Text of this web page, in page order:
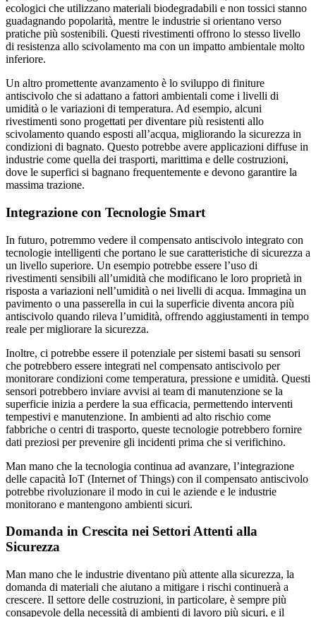
ecologici che utilizzano materiali biodegradabili e non tossici stanno
guadagnando popolarità, mentre le industrie si orientano verso
pratiche più sostenibili. Questi rivestimenti offrono lo stesso livello
di resistenza allo scivolamento ma con un impatto ambientale molto
inferiore.
Un altro promettente avanzamento è lo sviluppo di finiture
antiscivolo che si adattano a fattori ambientali come i livelli di
umidità o le variazioni di temperatura. Ad esempio, alcuni
rivestimenti sono progettati per diventare più resistenti allo
scivolamento quando esposti all’acqua, migliorando la sicurezza in
condizioni di bagnato. Questo potrebbe avere applicazioni diffuse in
industrie come quella dei trasporti, marittima e delle costruzioni,
dove le superfici si bagnano frequentemente e devono garantire la
massima trazione.
Integrazione con Tecnologie Smart
In futuro, potremmo vedere il compensato antiscivolo integrato con
tecnologie intelligenti che portano le sue caratteristiche di sicurezza a
un livello superiore. Un esempio potrebbe essere l’uso di
rivestimenti sensibili all’umidità che modificano le loro proprietà in
risposta a variazioni nell’umidità o nei livelli di acqua. Immagina un
pavimento o una passerella in cui la superficie diventa ancora più
antiscivolo quando rileva l’umidità, offrendo aggiustamenti in tempo
reale per migliorare la sicurezza.
Inoltre, ci potrebbe essere il potenziale per sistemi basati su sensori
che potrebbero essere integrati nel compensato antiscivolo per
monitorare condizioni come temperatura, pressione e umidità. Questi
sensori potrebbero inviare avvisi ai team di manutenzione se la
superficie inizia a perdere la sua efficacia, permettendo interventi
tempestivi e manutenzione. In ambienti ad alto rischio come
fabbriche o centri di trasporto, queste tecnologie potrebbero fornire
dati preziosi per prevenire gli incidenti prima che si verifichino.
Man mano che la tecnologia continua ad avanzare, l’integrazione
delle capacità IoT (Internet of Things) con il compensato antiscivolo
potrebbe rivoluzionare il modo in cui le aziende e le industrie
monitorano e mantengono ambienti sicuri.
Domanda in Crescita nei Settori Attenti alla
Sicurezza
Man mano che le industrie diventano più attente alla sicurezza, la
domanda di materiali che aiutano a mitigare i rischi continuerà a
crescere. Il settore delle costruzioni, in particolare, è sempre più
consapevole della necessità di ambienti di lavoro più sicuri, e il